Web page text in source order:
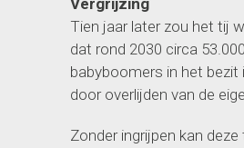
Vergrijzing
Tien jaar later zou het tij
dat rond 2030 circa
babyboomers in het
door overlijden van de
Zonder ingrijpen kan